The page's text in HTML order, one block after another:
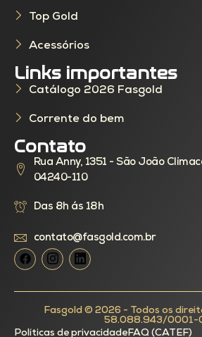
Top Gold
Acessórios
Links importantes
Catálogo 2026 Fasgold
Corrente do bem
Contato
Rua Anny, 1351 - São João
04240-110
Das 8h ás 18h
contato@fasgold.com.br
Fasgold © 2026 - Todos os
58.088.943/0001-
Políticas de privacidade FAQ (CATEF)